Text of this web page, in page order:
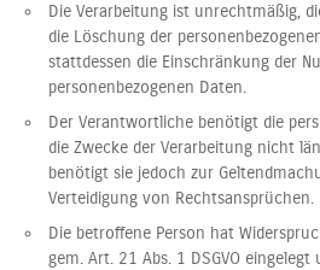
Die Verarbeitung ist unrechtmäßig,
die Löschung der
stattdessen die Einschränkung der
personenbezogenen Daten.
Der Verantwortliche benötigt die
die Zwecke der Verarbeitung nicht
benötigt sie jedoch zur
Verteidigung von Rechtsansprüchen.
Die betroffene Person hat
gem. Art. 21 Abs. 1 DSGVO